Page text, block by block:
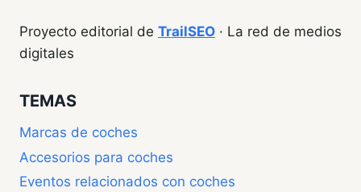
Proyecto editorial de TrailSEO · La red de medios
digitales
TEMAS
Marcas de coches
Accesorios para coches
Eventos relacionados con coches